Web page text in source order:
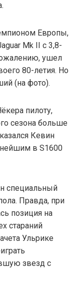
Европы,
Mk II с 3,8-
ушел
80-летия. Но
(на фото).
пилоту,
сезона больше
Кевин
в S1600
специальный
Правда, при
позиция на
стараний
Ульрике
звезд с